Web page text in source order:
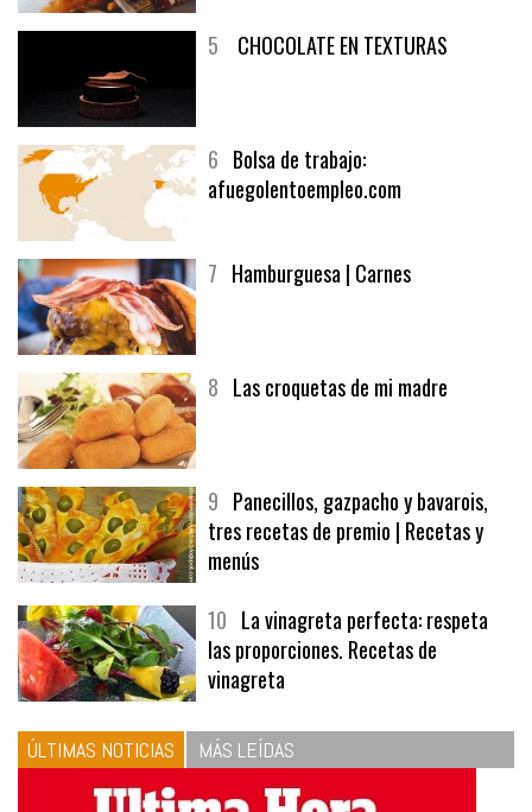
5 CHOCOLATE EN TEXTURAS
6 Bolsa de trabajo:
afuegolentoempleo.com
7 Hamburguesa | Carnes
8 Las croquetas de mi madre
9 Panecillos, gazpacho y bavarois,
tres recetas de premio | Recetas y
menús
10 La vinagreta perfecta: respeta
las proporciones. Recetas de
vinagreta
ÚLTIMAS NOTICIAS MÁS LEÍDAS